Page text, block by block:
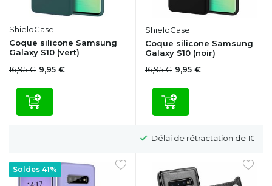
ShieldCase
Coque silicone Samsung
Galaxy S10 (vert)
16,95 € 9,95 €
ShieldCase
Coque silicone Samsung
Galaxy S10 (noir)
16,95 € 9,95 €
Délai de rétractation de 100 jours
Soldes 41%